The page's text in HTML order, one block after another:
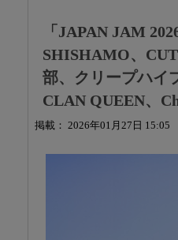
「JAPAN JAM
SHISHAMO、
部、クリープハイ
CLAN QUEEN、
掲載： 2026年01月27日 15:05